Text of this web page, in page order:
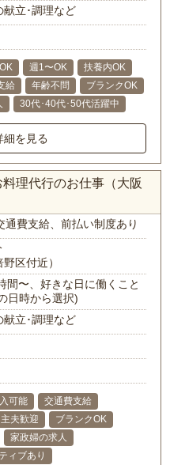
献立･調理など
週1〜OK
扶養内OK
給 年齢不問
ブランクOK
30代･40代･50代活躍中
細を見る
理代行のお仕事（大阪
通費支給、前払い制度あり
区付近）
間〜、好きな日に働くこと
日時から選択)
献立･調理など
可能
交通費支給
夫歓迎
ブランクOK
家政婦の求人
ィブあり